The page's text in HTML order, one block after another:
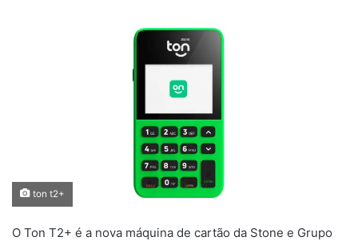
ton t2+
O Ton T2+ é a nova máquina de cartão da Stone e Grupo